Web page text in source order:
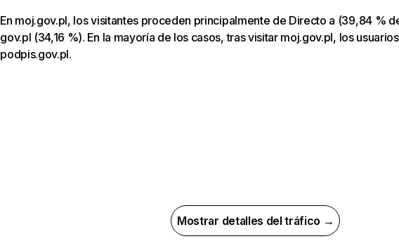
En moj.gov.pl, los visitantes proceden principalmente de Directo a (39,84 %
gov.pl (34,16 %). En la mayoría de los casos, tras visitar moj.gov.pl, los
podpis.gov.pl.
Mostrar detalles del tráfico →